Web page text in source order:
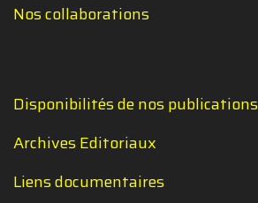
Nos collaborations
Disponibilités de nos publications
Archives Editoriaux
Liens documentaires